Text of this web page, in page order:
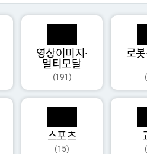
영상이미지·
멀티모달
(191)
로
스포츠
(15)